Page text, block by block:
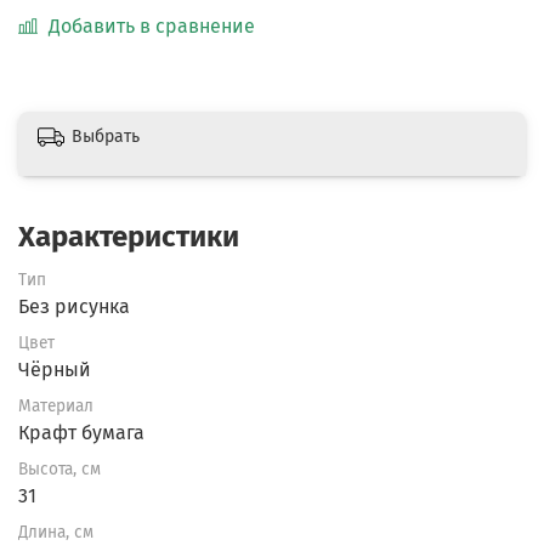
Добавить в сравнение
Выбрать
Характеристики
Тип
Без рисунка
Цвет
Чёрный
Материал
Крафт бумага
Высота, см
31
Длина, см